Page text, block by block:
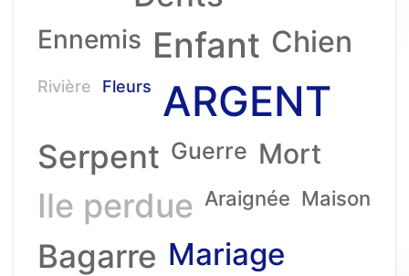
Ennemis Enfant Chien
Rivière Fleurs ARGENT
Serpent Guerre Mort
Ile perdue Araignée Maison
Bagarre Mariage